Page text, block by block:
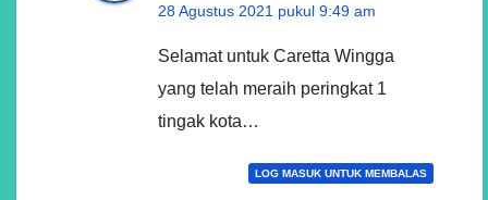
28 Agustus 2021 pukul 9:49 am
Selamat untuk Caretta Wingga
yang telah meraih peringkat 1
tingak kota…
LOG MASUK UNTUK MEMBALAS